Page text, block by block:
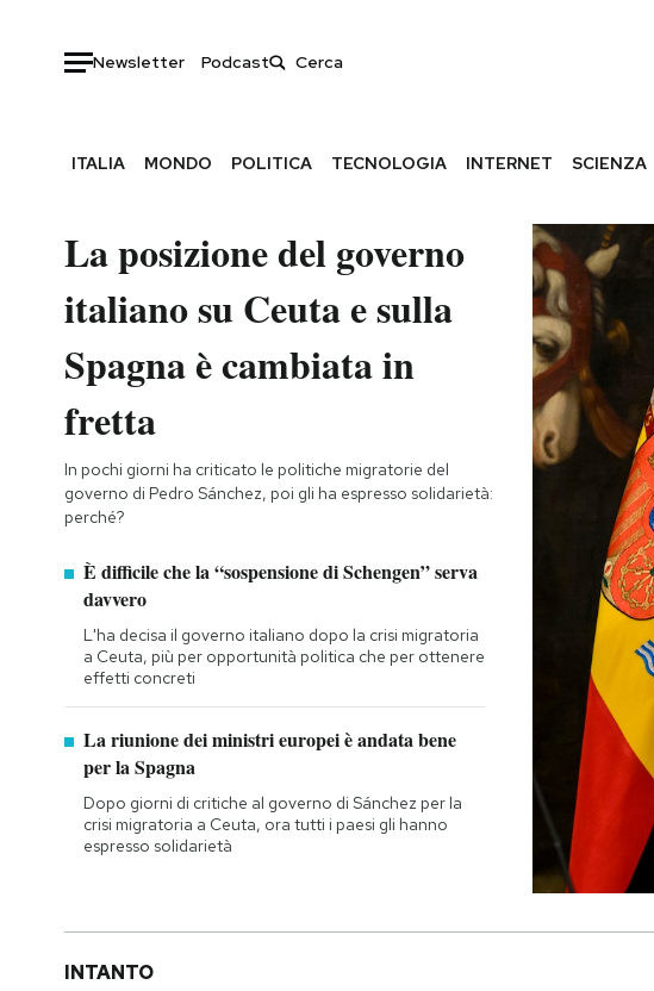
Newsletter Podcast
ITALIA MONDO POLITICA TECNOLOGIA INTERNET SCIENZA
La posizione del governo
italiano su Ceuta e sulla
Spagna è cambiata in
fretta
In pochi giorni ha criticato le politiche migratorie del
governo di Pedro Sánchez, poi gli ha espresso solidarietà:
perché?
È difficile che la “sospensione di Schengen” serva
davvero
L'ha decisa il governo italiano dopo la crisi migratoria
a Ceuta, più per opportunità politica che per ottenere
effetti concreti
La riunione dei ministri europei è andata bene
per la Spagna
Dopo giorni di critiche al governo di Sánchez per la
crisi migratoria a Ceuta, ora tutti i paesi gli hanno
espresso solidarietà
INTANTO